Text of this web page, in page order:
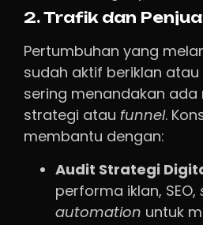
2. Trafik dan
Pertumbuhan yang
sudah aktif beriklan
sering menandakan ada
strategi atau funnel.
membantu dengan:
Audit Strategi
performa iklan, SEO,
automation untuk